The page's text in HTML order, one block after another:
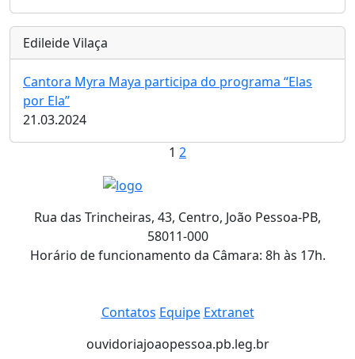
Edileide Vilaça
Cantora Myra Maya participa do programa “Elas
por Ela”
21.03.2024
1 2
Rua das Trincheiras, 43, Centro, João Pessoa-PB,
58011-000
Horário de funcionamento da Câmara: 8h às 17h.
Contatos Equipe Extranet
ouvidoriajoaopessoa.pb.leg.br